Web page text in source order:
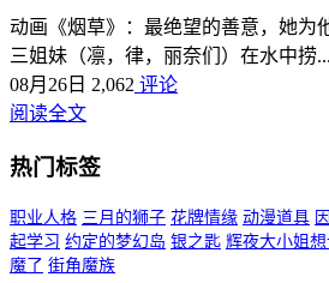
动画《烟草》：最绝望的善意，她为
三姐妹（凛，律，丽奈们）在水中捞...
08月26日 2,062 评论
阅读全文
热门标签
职业人格 三月的狮子 花牌情缘 动漫道具
起学习 约定的梦幻岛 银之匙 辉夜大小姐
魔了 街角魔族